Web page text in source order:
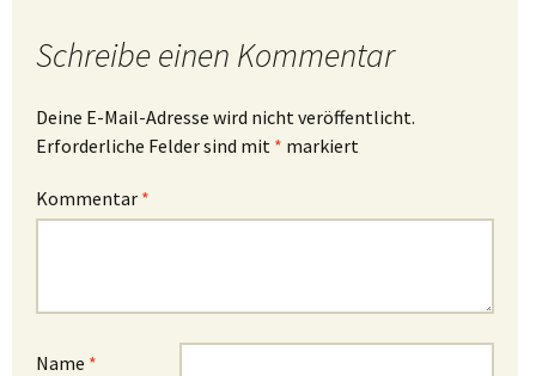
Schreibe einen Kommentar
Deine E-Mail-Adresse wird nicht veröffentlicht.
Erforderliche Felder sind mit * markiert
Kommentar *
Name *